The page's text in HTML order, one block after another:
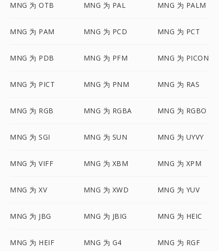
MNG 为 OTB MNG 为 PAL MNG 为 PALM
MNG 为 PAM MNG 为 PCD MNG 为 PCT
MNG 为 PDB MNG 为 PFM MNG 为 PICON
MNG 为 PICT MNG 为 PNM MNG 为 RAS
MNG 为 RGB MNG 为 RGBA MNG 为 RGBO
MNG 为 SGI MNG 为 SUN MNG 为 UYVY
MNG 为 VIFF MNG 为 XBM MNG 为 XPM
MNG 为 XV MNG 为 XWD MNG 为 YUV
MNG 为 JBG MNG 为 JBIG MNG 为 HEIC
MNG 为 HEIF MNG 为 G4 MNG 为 RGF